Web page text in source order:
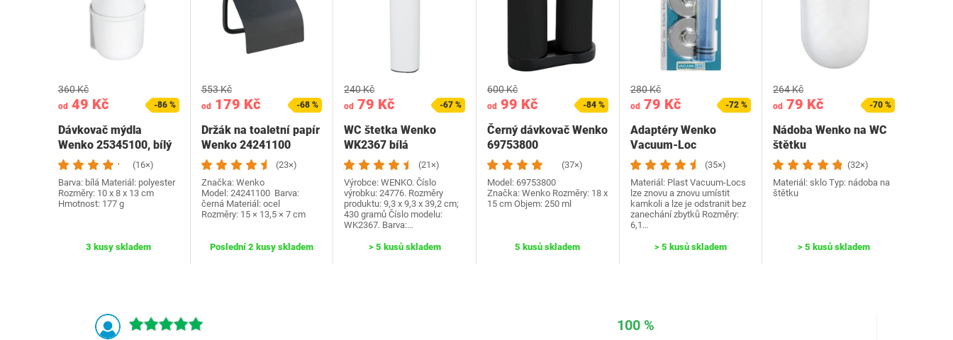
od 49 Kč
360 Kč
-86 %
Dávkovač mýdla
Wenko 25345100, bílý
(16×)
Barva: bílá Materiál: polyester
Rozměry: ‎10 x 8 x 13 cm
Hmotnost: 177 g
3 kusy skladem
od179 Kč
553 Kč
-68 %
Držák na toaletní papír
Wenko 24241100
(23×)
Značka: Wenko
Model: 24241100 Barva:
černá Materiál: ocel
Rozměry: 15 × 13,5 × 7 cm
Poslední 2 kusy skladem
od 79 Kč
240 Kč
-67 %
WC štetka Wenko
WK2367 bílá
(21×)
Výrobce: WENKO. Číslo
výrobku: 24776. Rozměry
produktu: 9,3 x 9,3 x 39,2 cm;
430 gramů Číslo modelu:
WK2367. Barva:…
> 5 kusů skladem
od99 Kč
600 Kč
-84 %
Černý dávkovač Wenko
69753800
(37×)
Model: ‎69753800
Značka: Wenko Rozměry: 18 x
15 cm Objem: 250 ml
5 kusů skladem
od79 Kč
280 Kč
-72 %
Adaptéry Wenko
Vacuum-Loc
(35×)
Materiál: Plast Vacuum-Locs
lze znovu a znovu umístit
kamkoli a lze je odstranit bez
zanechání zbytků Rozměry:
6,1…
> 5 kusů skladem
od 79 Kč
264 Kč
-70 %
Nádoba Wenko na WC
štětku
(32×)
Materiál: sklo Typ: nádoba na
štětku
> 5 kusů skladem
100 %